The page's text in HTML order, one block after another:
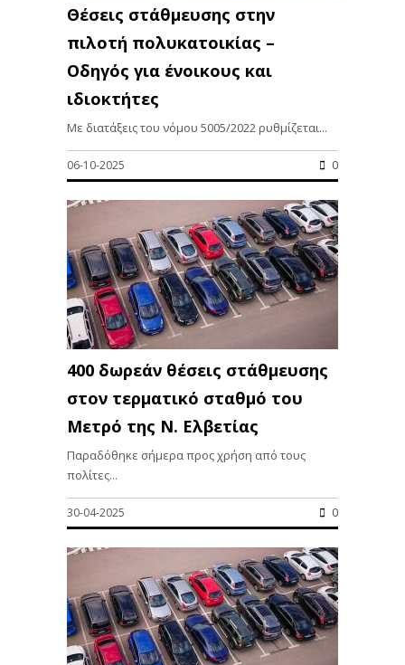
Θέσεις στάθμευσης στην
πιλοτή πολυκατοικίας –
Οδηγός για ένοικους και
ιδιοκτήτες
Με διατάξεις του νόμου 5005/2022 ρυθμίζεται...
06-10-2025 0
400 δωρεάν θέσεις στάθμευσης
στον τερματικό σταθμό του
Μετρό της Ν. Ελβετίας
Παραδόθηκε σήμερα προς χρήση από τους
πολίτες...
30-04-2025 0